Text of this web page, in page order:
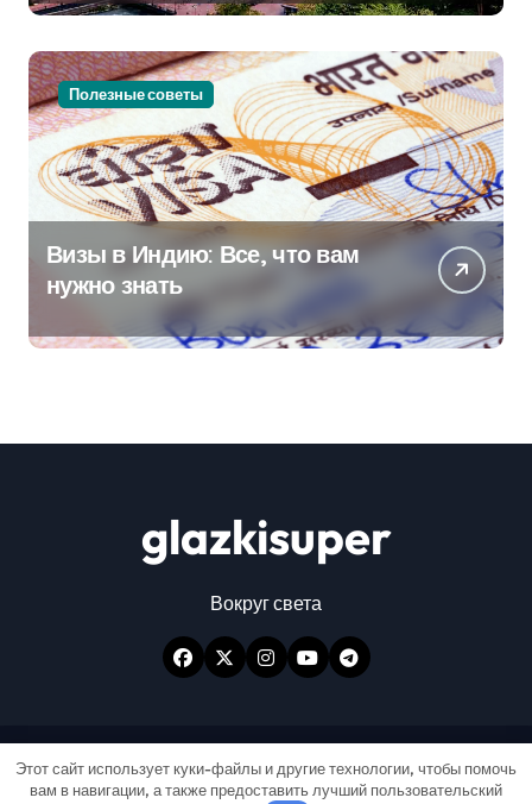
Полезные советы
Визы в Индию: Все, что вам
нужно знать
glazkisuper
Вокруг света
Авторские права © Все права защищены|
Этот сайт использует куки-файлы и другие технологии, чтобы помочь
вам в навигации, а также предоставить лучший пользовательский